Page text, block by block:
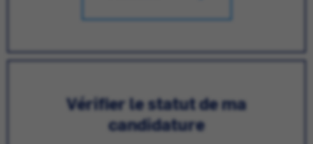
Vérifier le statut de ma
candidature